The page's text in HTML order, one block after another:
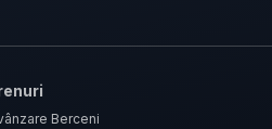
Berceni